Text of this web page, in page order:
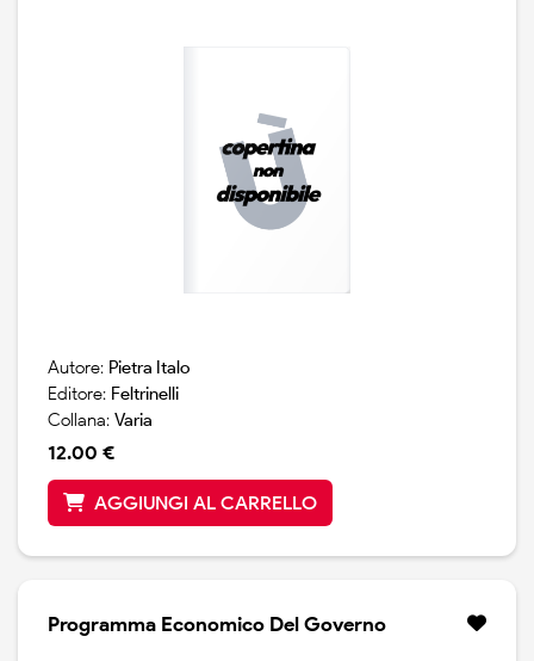
Autore: Pietra Italo
Editore: Feltrinelli
Collana: Varia
12.00 €
AGGIUNGI AL CARRELLO
Programma Economico Del Governo